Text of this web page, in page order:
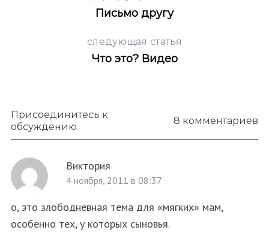
Письмо другу
следующая статья
Что это? Видео
Присоединитесь к
обсуждению
8 комментариев
Виктория
4 ноября, 2011 в 08:37
о, это злободневная тема для «мягких» мам,
особенно тех, у которых сыновья.